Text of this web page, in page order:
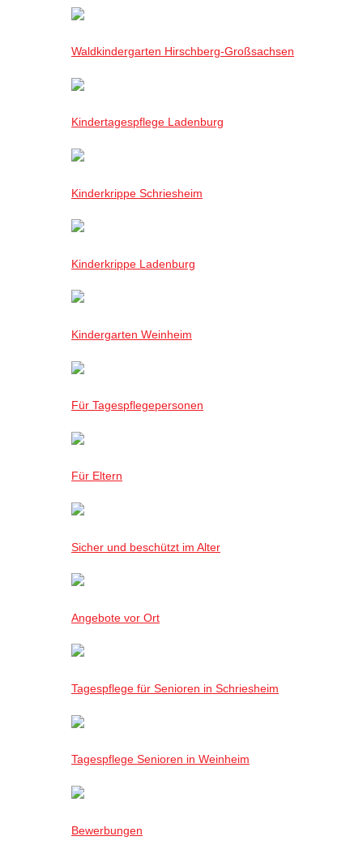
Waldkindergarten Hirschberg-Großsachsen
Kindertagespflege Ladenburg
Kinderkrippe Schriesheim
Kinderkrippe Ladenburg
Kindergarten Weinheim
Für Tagespflegepersonen
Für Eltern
Sicher und beschützt im Alter
Angebote vor Ort
Tagespflege für Senioren in Schriesheim
Tagespflege Senioren in Weinheim
Bewerbungen